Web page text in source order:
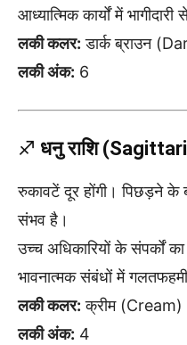
आध्यात्मिक कार्यों में
लकी कलर: डार्क ब्राउन
लकी अंक: 6
♐ धनु राशि
रुकावटें दूर होंगी। पिछड़ने के
संभव है।
उच्च अधिकारियों के संपर्कों
भावनात्मक संबंधों में
लकी कलर: क्रीम (Cream)
लकी अंक: 4